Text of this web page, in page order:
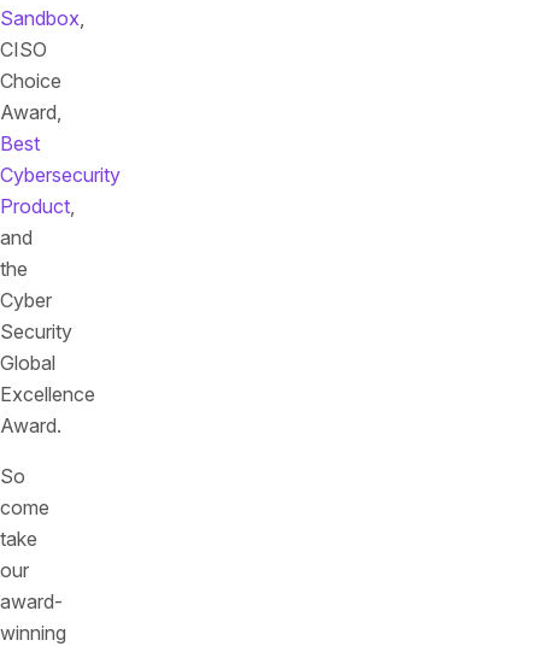
Sandbox,
CISO
Choice
Award,
Best
Cybersecurity
Product,
and
the
Cyber
Security
Global
Excellence
Award.
So
come
take
our
award-
winning